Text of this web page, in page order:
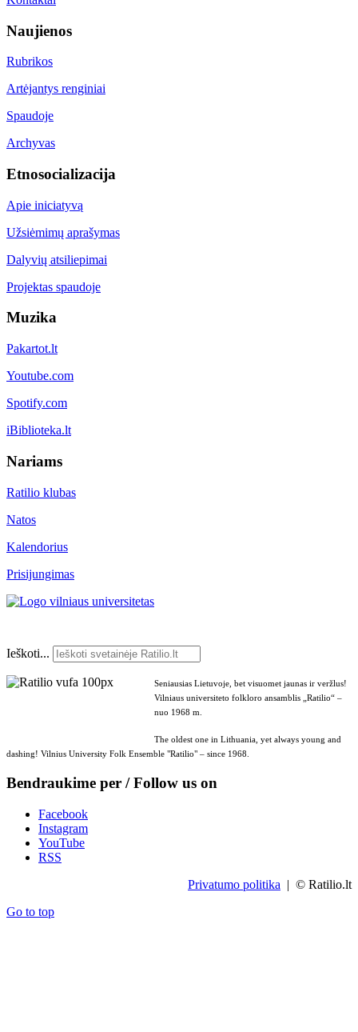
Naujienos
Rubrikos
Artėjantys renginiai
Spaudoje
Archyvas
Etnosocializacija
Apie iniciatyvą
Užsiėmimų aprašymas
Dalyvių atsiliepimai
Projektas spaudoje
Muzika
Pakartot.lt
Youtube.com
Spotify.com
iBiblioteka.lt
Nariams
Ratilio klubas
Natos
Kalendorius
Prisijungimas
Ieškoti...
Seniausias Lietuvoje, bet visuomet jaunas ir veržlus!
Vilniaus universiteto folkloro ansamblis „Ratilio“ –
nuo 1968 m.
The oldest one in Lithuania, yet always young and
dashing! Vilnius University Folk Ensemble "Ratilio" – since 1968.
Bendraukime per / Follow us on
Facebook
Instagram
YouTube
RSS
Privatumo politika | © Ratilio.lt
Go to top